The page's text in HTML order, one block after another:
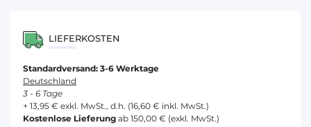
LIEFERKOSTEN
Standardversand: 3-6 Werktage
Deutschland
3 - 6 Tage
+ 13,95 € exkl. MwSt., d.h. (16,60 € inkl. MwSt.)
Kostenlose Lieferung ab 150,00 € (exkl. MwSt.)